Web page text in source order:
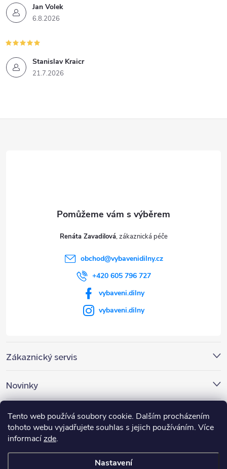
Tento web používá soubory cookie. Dalším procházením
tohoto webu vyjadřujete souhlas s jejich používáním. Více
informacízde.
Nastavení
Jan Volek
6.8.2026
Stanislav Kraicr
21.7.2026
Zákaznický servis
Novinky
Nákupní košík
Renáta Zavadilová
obchod@vybavenidilny.cz
+420 605 796 727
vybaveni.dilny
vybaveni.dilny